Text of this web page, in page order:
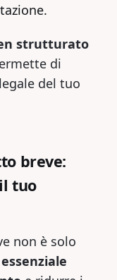
strutturato
di
del tuo
breve:
tuo
non è solo